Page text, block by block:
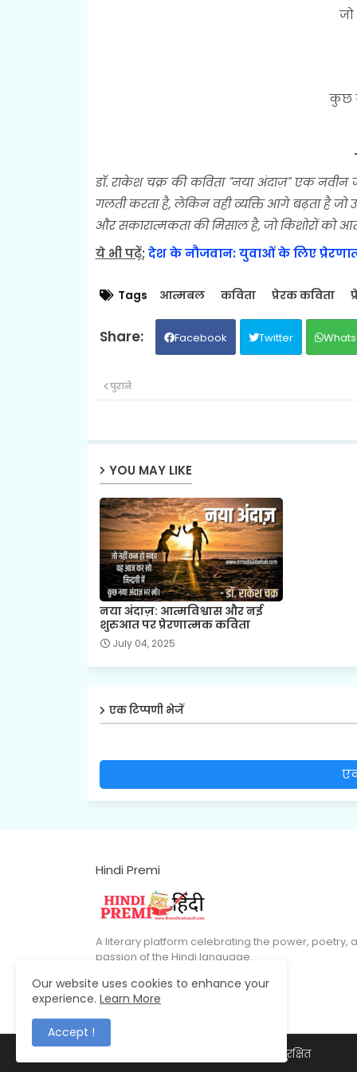
कुछ
डॉ. राकेश चक्र की कविता "नया अंदाज़" एक नवीन
गलती करता है, लेकिन वही व्यक्ति आगे बढ़ता है
और सकारात्मकता की मिसाल है, जो किशोरों को
ये भी पढ़ें; देश के नौजवान: युवाओं के लिए
Tags आत्मबल कविता प्रेरक कविता
Facebook Twitter
पुराने
YOU MAY LIKE
नया अंदाज़: आत्मविश्वास और नई
शुरुआत पर प्रेरणात्मक कविता
July 04, 2025
एक टिप्पणी भेजें
Hindi Premi
A literary platform celebrating the power, poetry,
passion of the Hindi language.
© 2026 डॉ. मुल्ला आदम अली – सर्वाधिकार सुरक्षित
Our website uses cookies to enhance your
experience. Learn More
Accept !